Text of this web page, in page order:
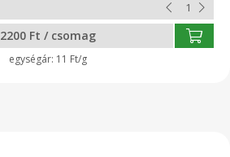
2200 Ft / csomag
11 Ft/g